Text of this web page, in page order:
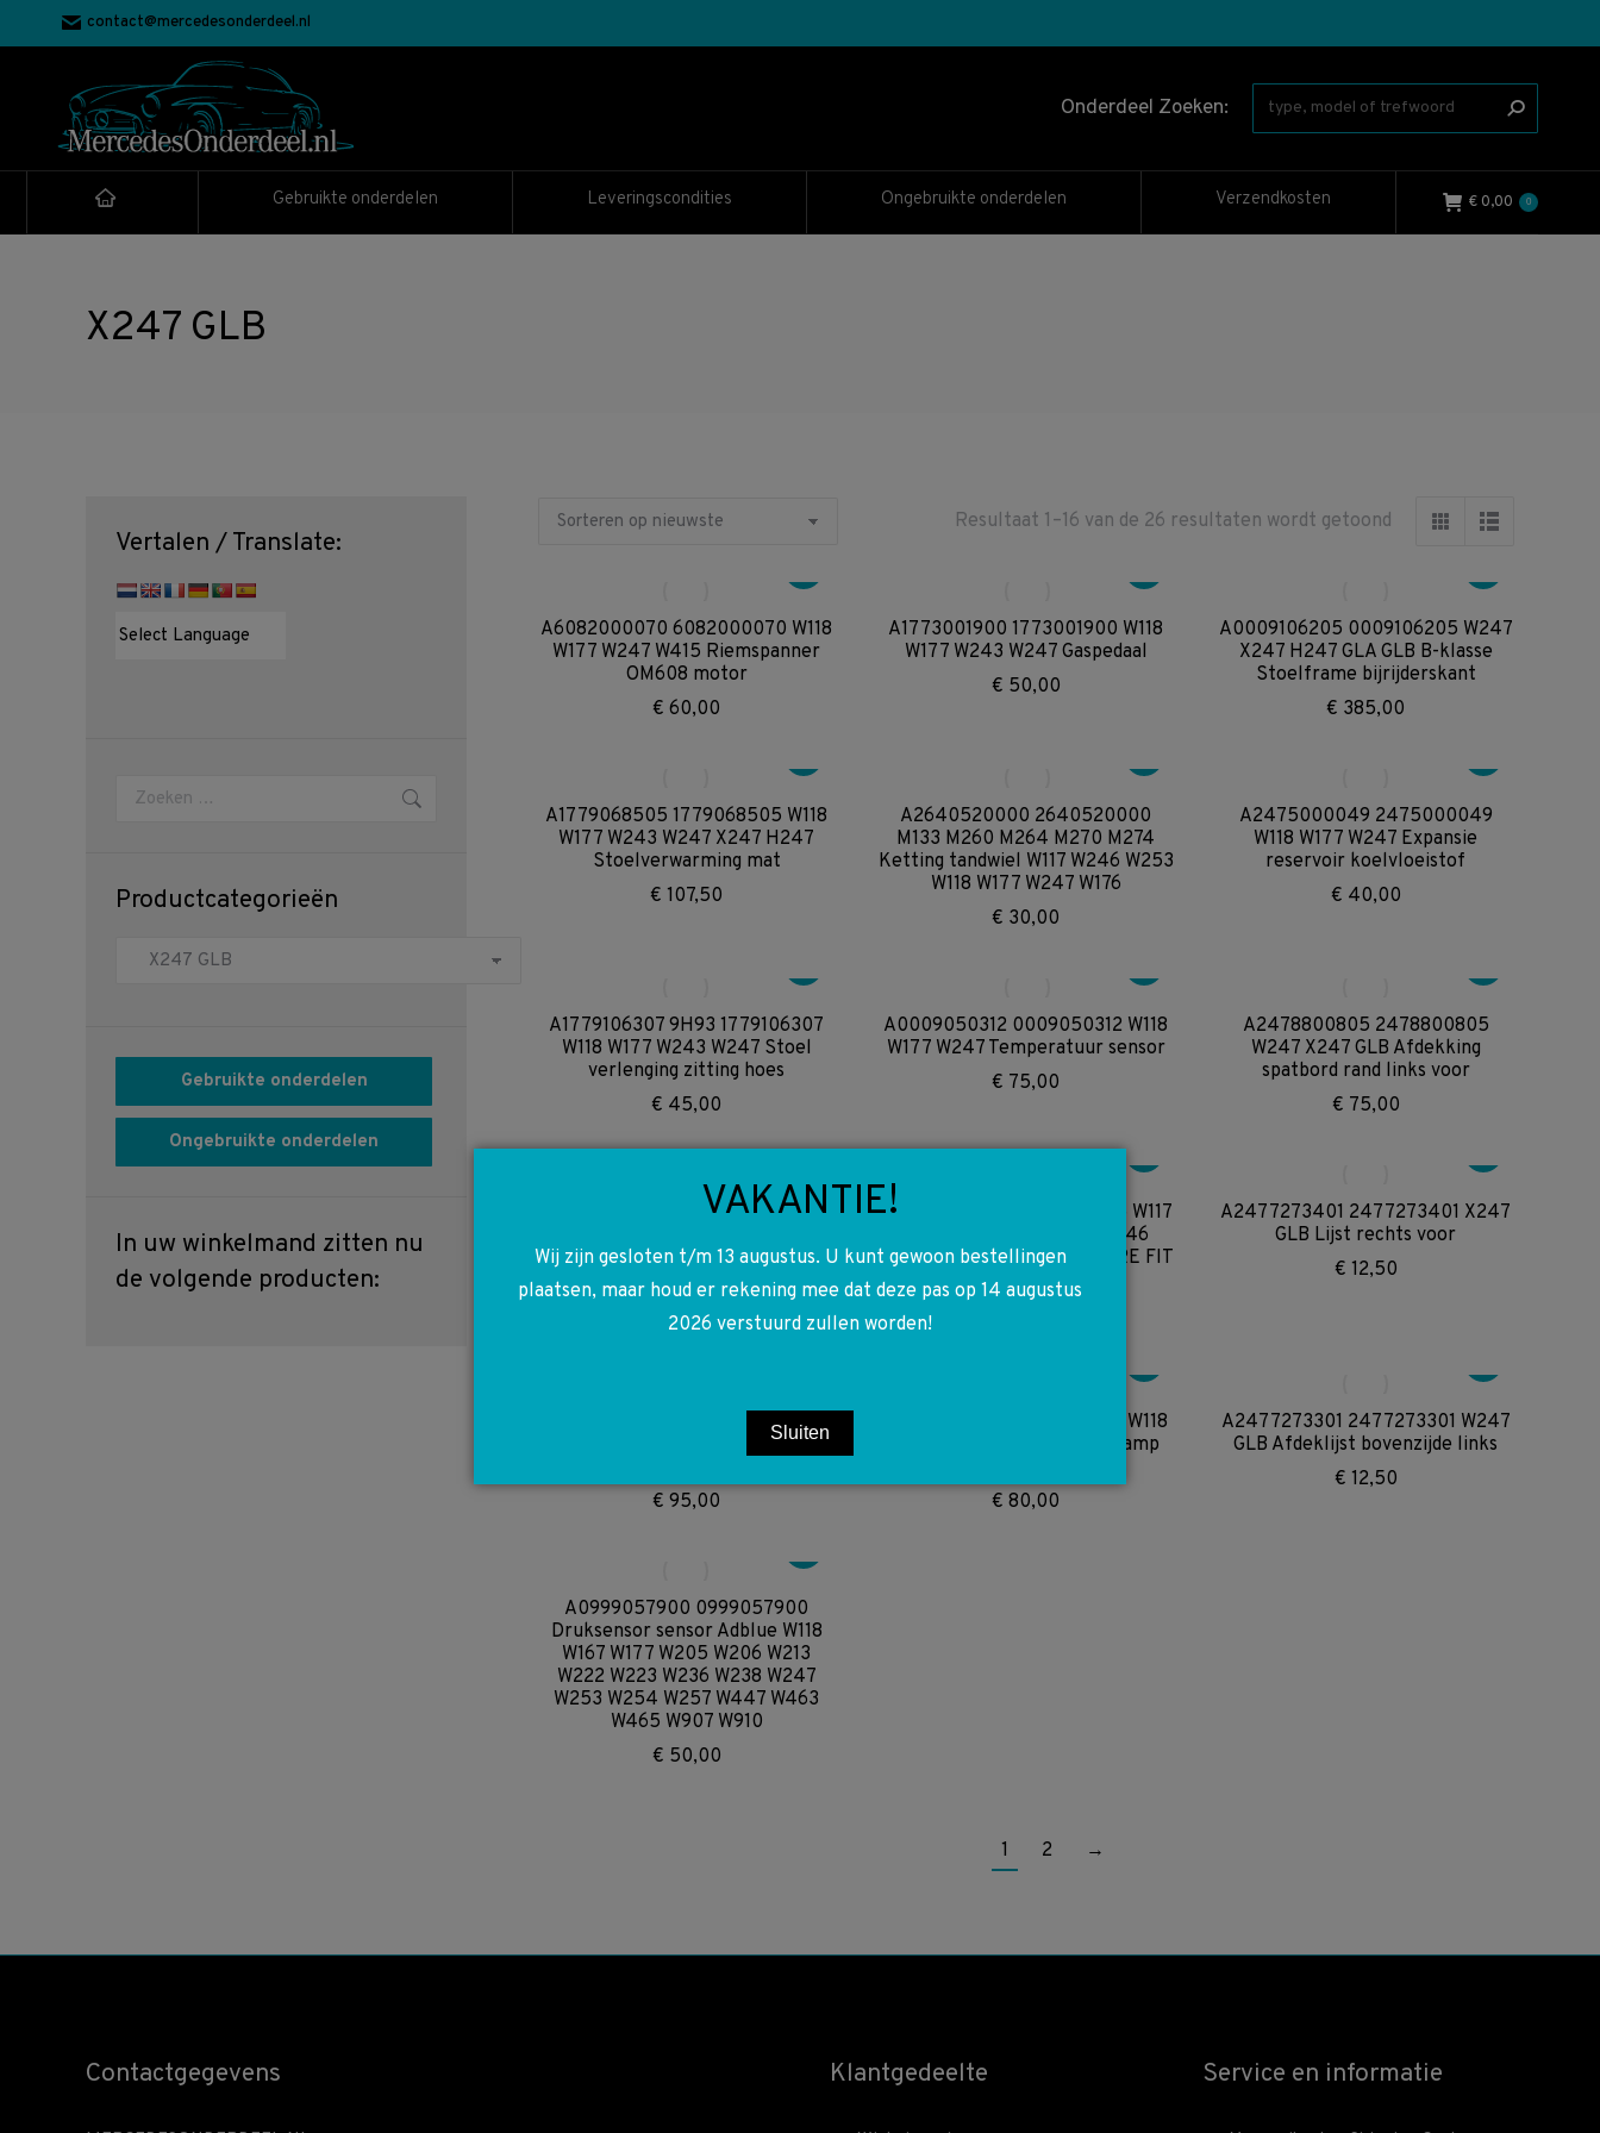
contact@mercedesonderdeel.nl
Onderdeel Zoeken:
Gebruikte onderdelen Leveringscondities Ongebruikte onderdelen Verzendkosten € 0,00 0
X247 GLB
Resultaat 1–16 van de 26 resultaten wordt getoond Gesorteerd
A6082000070 6082000070 W118
W177 W247 W415 Riemspanner
OM608 motor
€ 60,00
A1773001900 1773001900 W118
W177 W243 W247 Gaspedaal
€ 50,00
A0009106205 0009106205 W247
X247 H247 GLA GLB B-klasse
Stoelframe bijrijderskant
€ 385,00
A1779068505 1779068505 W118
W177 W243 W247 X247 H247
Stoelverwarming mat
€ 107,50
A2640520000 2640520000
M133 M260 M264 M270 M274
Ketting tandwiel W117 W246 W253
W118 W177 W247 W176
€ 30,00
A2475000049 2475000049
W118 W177 W247 Expansie
reservoir koelvloeistof
€ 40,00
A1779106307 9H93 1779106307
W118 W177 W243 W247 Stoel
verlenging zitting hoes
€ 45,00
A0009050312 0009050312 W118
W177 W247 Temperatuur sensor
€ 75,00
A2478800805 2478800805
W247 X247 GLB Afdekking
spatbord rand links voor
€ 75,00
A2478140400 2478140400
mat bagageruimtebak
€65,00
A0005837505 0005837505 W117
W118 W176 W177 W243 W246
W247 Band afdichtmiddel TIRE FIT
navulling
A2477273401 2477273401 X247
GLB Lijst rechts voor
€ 12,50
A2474703200 2474703200 W118
W177 W247 Brandstofpomp in
€ 95,00
A1779068405 1779068405 W118
W247 W177 Ventilator koplamp
€ 80,00
A2477273301 2477273301 W247
GLB Afdeklijst bovenzijde links
€ 12,50
A0999057900 0999057900
Druksensor sensor Adblue W118
W167 W177 W205 W206 W213
W222 W223 W236 W238 W247
W253 W254 W257 W447 W463
W465 W907 W910
€ 50,00
1 2 →
Vertalen / Translate:
Zoeken:
Productcategorieën
Gebruikte onderdelen
Ongebruikte onderdelen
In uw winkelmand zitten nu
de volgende producten:
Contactgegevens Klantgedeelte Service en informatie
VAKANTIE!
Wij zijn gesloten t/m 13 augustus. U kunt gewoon bestellingen
plaatsen, maar houd er rekening mee dat deze pas op 14 augustus
2026 verstuurd zullen worden!
Sluiten